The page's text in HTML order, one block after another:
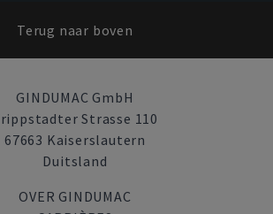
Terug naar boven
GINDUMAC GmbH
Strasse 110
67663 Kaiserslautern
Duitsland
OVER GINDUMAC